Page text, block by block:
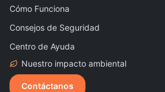
Cómo Funciona
Consejos de Seguridad
Centro de Ayuda
Nuestro impacto ambiental
Contáctanos